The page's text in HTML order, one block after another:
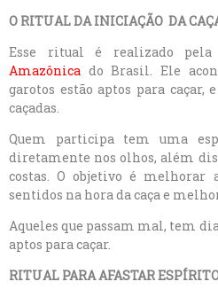
O RITUAL DA INICIAÇÃO DA
Esse ritual é realizado
Amazônica do Brasil. Ele
garotos estão aptos para caçar,
caçadas.
Quem participa tem uma
diretamente nos olhos, além
costas. O objetivo é melhorar
sentidos na hora da caça e
Aqueles que passam mal, tem
aptos para caçar.
RITUAL PARA AFASTAR